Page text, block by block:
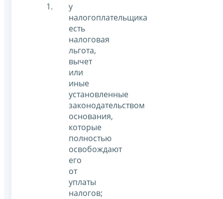
у
налогоплательщика
есть
налоговая
льгота,
вычет
или
иные
установленные
законодательством
основания,
которые
полностью
освобождают
его
от
уплаты
налогов;